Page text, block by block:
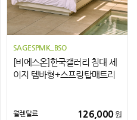
SAGESPMK_BSO
[비에스온]한국갤러리 침대 세
이지 템바형+스프링탑매트리
월렌탈료 126,000원